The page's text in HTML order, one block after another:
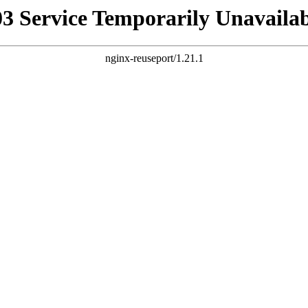
Service Temporarily
nginx-reuseport/1.21.1